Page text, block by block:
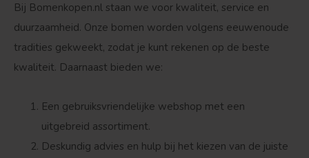
Bij Bomenkopen.nl staan we voor kwaliteit, service en
duurzaamheid. Onze bomen worden volgens eeuwenoude
tradities gekweekt, zodat je kunt rekenen op de beste
kwaliteit. Daarnaast bieden we:
Een gebruiksvriendelijke webshop met een
uitgebreid assortiment.
Deskundig advies en hulp bij het kiezen van de juiste